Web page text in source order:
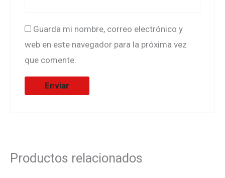
Guarda mi nombre, correo electrónico y
web en este navegador para la próxima vez
que comente.
Productos relacionados